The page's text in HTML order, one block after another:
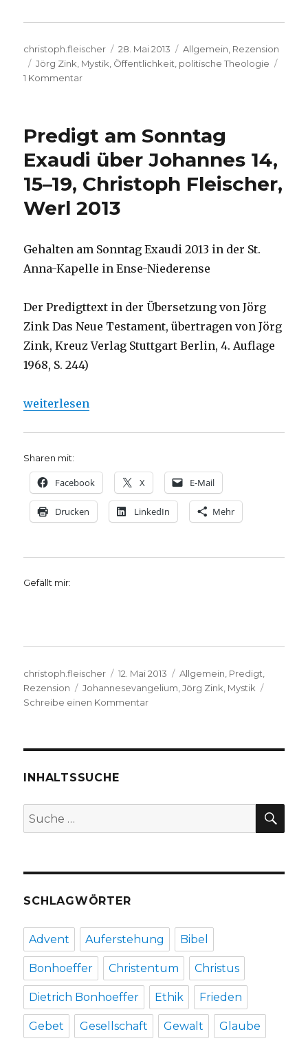
Autor
christoph.fleischer
Veröffentlicht
am
28. Mai 2013 Kategorien
Allgemein, Rezension
Schlagwörter
Jörg Zink, Mystik, Öffentlichkeit, politische Theologie
1 Kommentarzu
Öffentlichkeit
–
Dimensionen
der
Arbeit
von
Rezension
von
Werl
2013
Predigt am Sonntag
Exaudi über Johannes 14,
15–19, Christoph Fleischer,
Werl 2013
Gehalten am Sonntag Exaudi 2013 in der St.
Anna-Kapelle in Ense-Niederense
Der Predigttext in der Übersetzung von Jörg
Zink Das Neue Testament, übertragen von Jörg
Zink, Kreuz Verlag Stuttgart Berlin, 4. Auflage
1968, S. 244)
„Predigt am Sonntag Exaudi über Johannes 14,
weiterlesen
Sharen mit:
Facebook X E-Mail
Drucken LinkedIn Mehr
Gefällt mir:
Autor
christoph.fleischer
Veröffentlicht
am
12. Mai 2013 Kategorien
Allgemein, Predigt,
Rezension
Schlagwörter
Johannesevangelium,Jörg Zink, Mystik
Schreibe einen Kommentarzu
14,
19,
Werl
INHALTSSUCHE
Suche
nach:
SCHLAGWÖRTER
Advent Auferstehung Bibel
Bonhoeffer Christentum Christus
Dietrich Bonhoeffer Ethik Frieden
Gebet Gesellschaft Gewalt Glaube